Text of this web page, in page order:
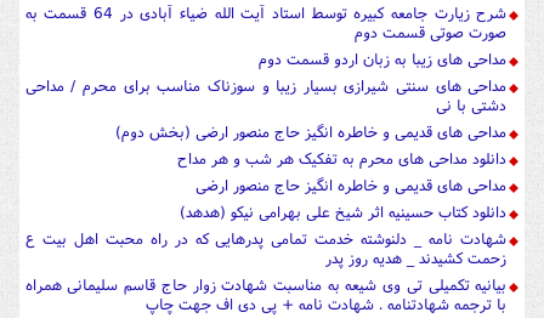
شرح زیارت جامعه کبیره توسط استاد آیت الله ضیاء آبادی در 64 قسمت به
صورت صوتی قسمت دوم
مداحی های زیبا به زبان اردو قسمت دوم
مداحی های سنتی شیرازی بسیار زیبا و سوزناک مناسب برای محرم / مداحی
دشتی با نی
مداحی های قدیمی و خاطره انگیز حاج منصور ارضی (بخش دوم)
دانلود مداحی های محرم به تفکیک هر شب و هر مداح
مداحی های قدیمی و خاطره انگیز حاج منصور ارضی
دانلود کتاب حسینیه اثر شیخ علی بهرامی نیکو (هدهد)
شهادت نامه _ دلنوشته خدمت تمامی پدرهایی که در راه محبت اهل بیت ع
زحمت کشیدند _ هدیه روز پدر
بیانیه تکمیلی تی وی شیعه به مناسبت شهادت زوار حاج قاسم سلیمانی همراه
با ترجمه شهادتنامه . شهادت نامه + پی دی اف جهت چاپ